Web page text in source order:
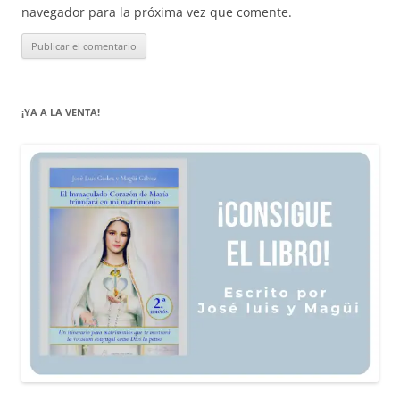
navegador para la próxima vez que comente.
¡YA A LA VENTA!